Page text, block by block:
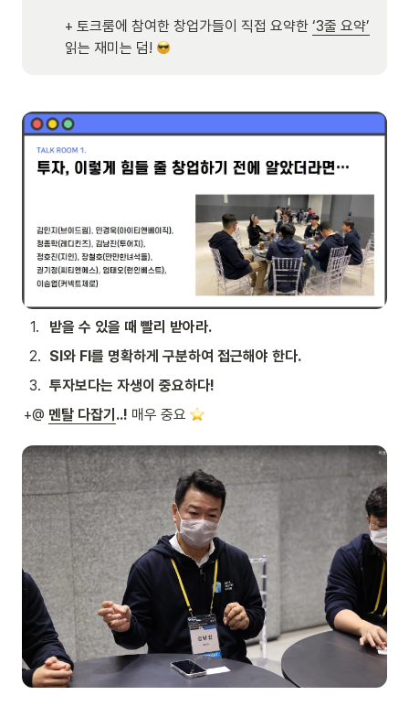
+ 토크룸에 참여한 창업가들이 직접 요약한 ‘3줄 요약’
읽는 재미는 덤!
1.
받을 수 있을 때 빨리 받아라.
2. SI와 FI를 명확하게 구분하여 접근해야 한다.
3. 투자보다는 자생이 중요하다!
+@ 멘탈 다잡기 ..! 매우 중요